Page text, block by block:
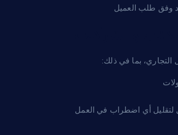
وفق طلب العميل
التجاري، بما في ذلك:
لتقليل أي اضطراب في العمل